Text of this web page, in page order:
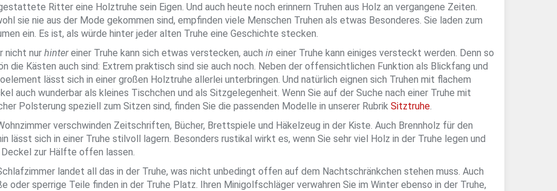
Ritter eine Holztruhe sein Eigen. Und auch heute noch erinnern Truhen aus Holz an vergangene Zeiten.
sie nie aus der Mode gekommen sind, empfinden viele Menschen Truhen als etwas Besonderes. Sie laden zum
ein. Es ist, als würde hinter jeder alten Truhe eine Geschichte stecken.
nicht nur hintereiner Truhe kann sich etwas verstecken, auch in einer Truhe kann einiges versteckt werden. Denn so
die Kästen auch sind: Extrem praktisch sind sie auch noch. Neben der offensichtlichen Funktion als Blickfang und
lässt sich in einer großen Holztruhe allerlei unterbringen. Und natürlich eignen sich Truhen mit flachem
auch wunderbar als kleines Tischchen und als Sitzgelegenheit. Wenn Sie auf der Suche nach einer Truhe mit
Polsterung speziell zum Sitzen sind, finden Sie die passenden Modelle in unserer Rubrik Sitztruhe.
verschwinden Zeitschriften, Bücher, Brettspiele und Häkelzeug in der Kiste. Auch Brennholz für den
lässt sich in einer Truhe stilvoll lagern. Besonders rustikal wirkt es, wenn Sie sehr viel Holz in der Truhe legen und
zur Hälfte offen lassen.
landet all das in der Truhe, was nicht unbedingt offen auf dem Nachtschränkchen stehen muss. Auch
oder sperrige Teile finden in der Truhe Platz. Ihren Minigolfschläger verwahren Sie im Winter ebenso in der Truhe,